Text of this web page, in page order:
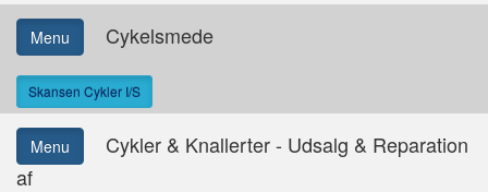
Menu Cykelsmede
Skansen Cykler I/S
Menu
Cykler & Knallerter - Udsalg & Reparation
af